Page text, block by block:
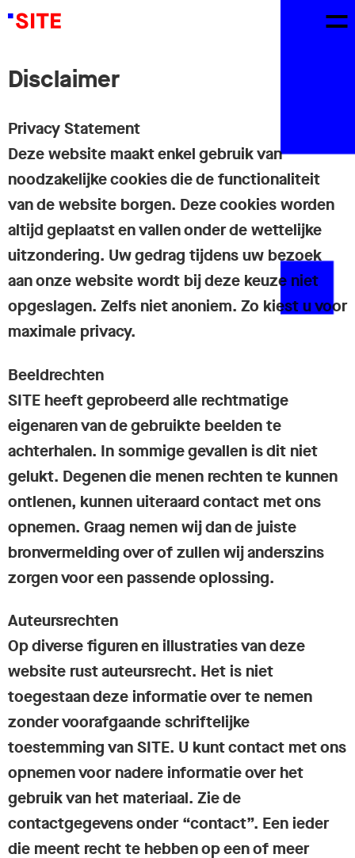
Disclaimer
Privacy Statement
Deze website maakt enkel gebruik van
noodzakelijke cookies die de functionaliteit
van de website borgen. Deze cookies worden
altijd geplaatst en vallen onder de wettelijke
uitzondering. Uw gedrag tijdens uw bezoek
aan onze website wordt bij deze keuze niet
opgeslagen. Zelfs niet anoniem. Zo kiest u voor
maximale privacy.
Beeldrechten
SITE heeft geprobeerd alle rechtmatige
eigenaren van de gebruikte beelden te
achterhalen. In sommige gevallen is dit niet
gelukt. Degenen die menen rechten te kunnen
ontlenen, kunnen uiteraard contact met ons
opnemen. Graag nemen wij dan de juiste
bronvermelding over of zullen wij anderszins
zorgen voor een passende oplossing.
Auteursrechten
Op diverse figuren en illustraties van deze
website rust auteursrecht. Het is niet
toegestaan deze informatie over te nemen
zonder voorafgaande schriftelijke
toestemming van SITE. U kunt contact met ons
opnemen voor nadere informatie over het
gebruik van het materiaal. Zie de
contactgegevens onder “contact”. Een ieder
die meent recht te hebben op een of meer